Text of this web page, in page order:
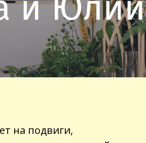
и Юлии
на подвиги,